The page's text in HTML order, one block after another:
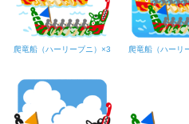
爬竜船（ハーリーブニ）×3